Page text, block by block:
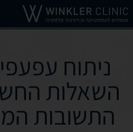
ניתוח
השאלות
התשובות